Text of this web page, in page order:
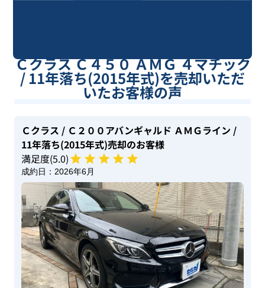
Ｃクラス Ｃ４５０ ＡＭＧ ４マチック
/ 11年落ち(2015年式)を売却いただ
いたお客様の声
Ｃクラス / Ｃ２００アバンギャルド ＡＭＧライン /
11年落ち(2015年式)売却のお客様
満足度(5.0)
成約日： 2026年6月